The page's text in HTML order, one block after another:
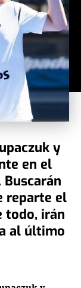
y
en el
reparte el
todo, irán
al último